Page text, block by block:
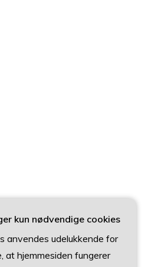
kun nødvendige cookies
anvendes udelukkende for
at hjemmesiden fungerer